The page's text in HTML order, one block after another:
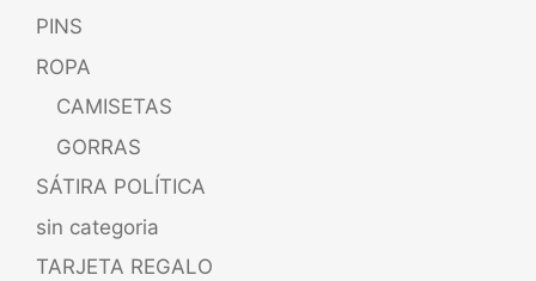
PINS
ROPA
CAMISETAS
GORRAS
SÁTIRA POLÍTICA
sin categoria
TARJETA REGALO